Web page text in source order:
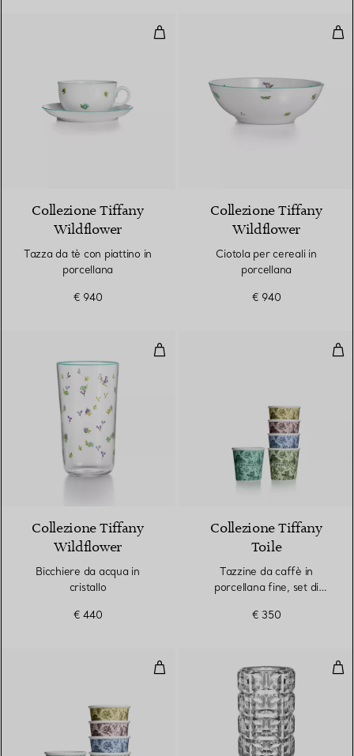
Tazza da tè con piattino in
Collezione Tiffany
Wildflower
Tazza da tè con piattino in
porcellana
€ 940
Collezione Tiffany
Wildflower
Ciotola per cereali in
porcellana
€ 940
Bicchiere da acqua in cristallo
Collezione Tiffany
Wildflower
Bicchiere da acqua in
cristallo
€ 440
Collezione Tiffany
Toile
Tazzine da caffè in
porcellana fine, set di
€ 350
Tazze da caffè in porcellana